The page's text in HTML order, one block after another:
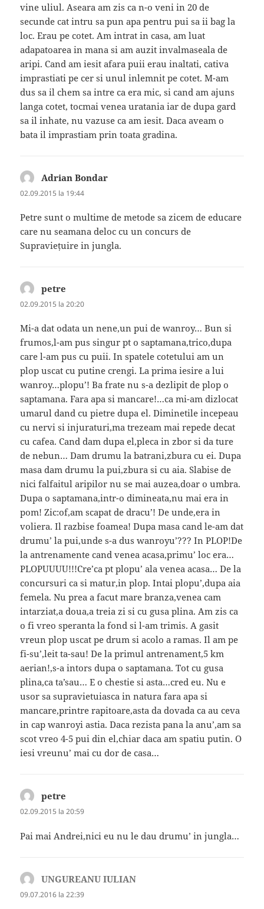
vine uliul. Aseara am zis ca n-o veni in 20 de
secunde cat intru sa pun apa pentru pui sa ii bag la
loc. Erau pe cotet. Am intrat in casa, am luat
adapatoarea in mana si am auzit invalmaseala de
aripi. Cand am iesit afara puii erau inaltati, cativa
imprastiati pe cer si unul inlemnit pe cotet. M-am
dus sa il chem sa intre ca era mic, si cand am ajuns
langa cotet, tocmai venea uratania iar de dupa gard
sa il inhate, nu vazuse ca am iesit. Daca aveam o
bata il imprastiam prin toata gradina.
Adrian Bondar
02.09.2015 la 19:44
Petre sunt o multime de metode sa zicem de educare
care nu seamana deloc cu un concurs de
Supraviețuire in jungla.
petre
02.09.2015 la 20:20
Mi-a dat odata un nene,un pui de wanroy… Bun si
frumos,l-am pus singur pt o saptamana,trico,dupa
care l-am pus cu puii. In spatele cotetului am un
plop uscat cu putine crengi. La prima iesire a lui
wanroy…plopu’! Ba frate nu s-a dezlipit de plop o
saptamana. Fara apa si mancare!…ca mi-am dizlocat
umarul dand cu pietre dupa el. Diminetile incepeau
cu nervi si injuraturi,ma trezeam mai repede decat
cu cafea. Cand dam dupa el,pleca in zbor si da ture
de nebun… Dam drumu la batrani,zbura cu ei. Dupa
masa dam drumu la pui,zbura si cu aia. Slabise de
nici falfaitul aripilor nu se mai auzea,doar o umbra.
Dupa o saptamana,intr-o dimineata,nu mai era in
pom! Zic:of,am scapat de dracu’! De unde,era in
voliera. Il razbise foamea! Dupa masa cand le-am dat
drumu’ la pui,unde s-a dus wanroyu’??? In PLOP!De
la antrenamente cand venea acasa,primu’ loc era…
PLOPUUUU!!!Cre’ca pt plopu’ ala venea acasa… De la
concursuri ca si matur,in plop. Intai plopu’,dupa aia
femela. Nu prea a facut mare branza,venea cam
intarziat,a doua,a treia zi si cu gusa plina. Am zis ca
o fi vreo speranta la fond si l-am trimis. A gasit
vreun plop uscat pe drum si acolo a ramas. Il am pe
fi-su’,leit ta-sau! De la primul antrenament,5 km
aerian!,s-a intors dupa o saptamana. Tot cu gusa
plina,ca ta’sau… E o chestie si asta…cred eu. Nu e
usor sa supravietuiasca in natura fara apa si
mancare,printre rapitoare,asta da dovada ca au ceva
in cap wanroyi astia. Daca rezista pana la anu’,am sa
scot vreo 4-5 pui din el,chiar daca am spatiu putin. O
iesi vreunu’ mai cu dor de casa…
petre
02.09.2015 la 20:59
Pai mai Andrei,nici eu nu le dau drumu’ in jungla…
UNGUREANU IULIAN
09.07.2016 la 22:39